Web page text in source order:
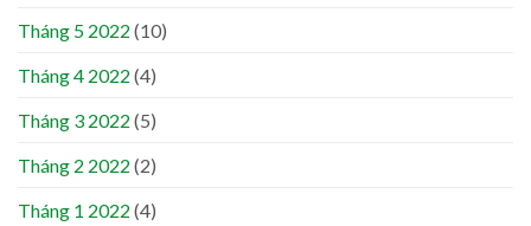
Tháng 5 2022 (10)
Tháng 4 2022 (4)
Tháng 3 2022 (5)
Tháng 2 2022 (2)
Tháng 1 2022 (4)